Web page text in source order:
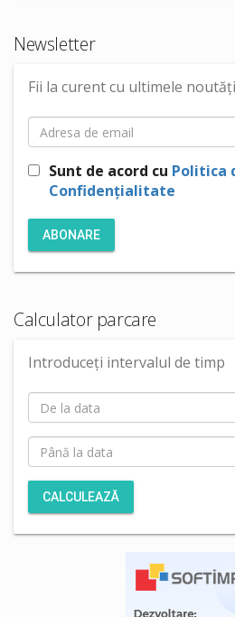
Newsletter
Fii la curent cu ultimele noutăți
Sunt de acord cu Politica
Confidențialitate
ABONARE
Calculator parcare
Introduceți intervalul de timp
CALCULEAZĂ